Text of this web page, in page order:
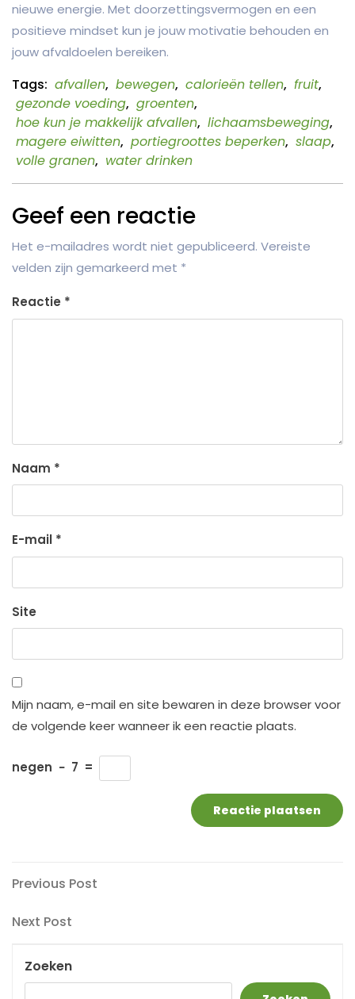
nieuwe energie. Met doorzettingsvermogen en een
positieve mindset kun je jouw motivatie behouden en
jouw afvaldoelen bereiken.
Tags: afvallen, bewegen, calorieën tellen, fruit,
gezonde voeding, groenten,
hoe kun je makkelijk afvallen, lichaamsbeweging,
magere eiwitten, portiegroottes beperken, slaap,
volle granen, water drinken
Geef een reactie
Het e-mailadres wordt niet gepubliceerd. Vereiste
velden zijn gemarkeerd met *
Reactie *
Naam *
E-mail *
Site
Mijn naam, e-mail en site bewaren in deze browser voor
de volgende keer wanneer ik een reactie plaats.
negen − 7 =
Berichtnavigatie
Previous
Previous Post
Next
Next Post
Zoeken